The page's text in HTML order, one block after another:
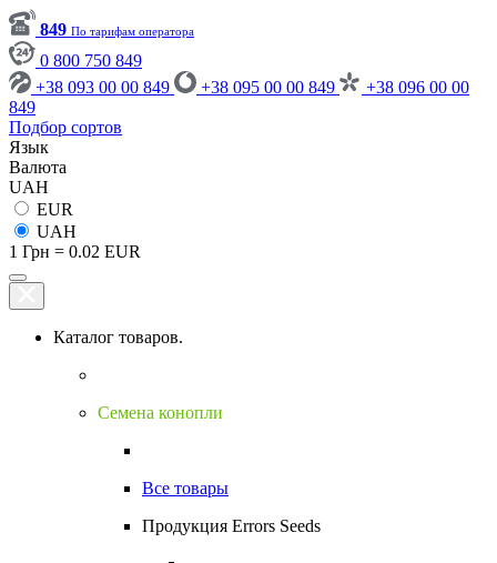
849 По тарифам оператора
0 800 750 849
+38 093 00 00 849
+38 095 00 00 849
+38 096 00 00
849
Подбор сортов
Язык
Валюта
UAH
EUR
UAH
1 Грн = 0.02 EUR
Каталог товаров.
Семена конопли
Все товары
Продукция Errors Seeds